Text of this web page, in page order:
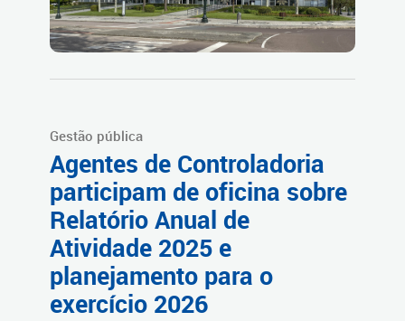
Gestão pública
Agentes de Controladoria
participam de oficina sobre
Relatório Anual de
Atividade 2025 e
planejamento para o
exercício 2026